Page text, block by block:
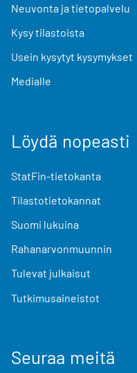
Neuvonta ja tietopalvelu
Kysy tilastoista
Usein kysytyt kysymykset
Medialle
Löydä nopeasti
StatFin-tietokanta
Tilastotietokannat
Suomi lukuina
Rahanarvonmuunnin
Tulevat julkaisut
Tutkimusaineistot
Seuraa meitä